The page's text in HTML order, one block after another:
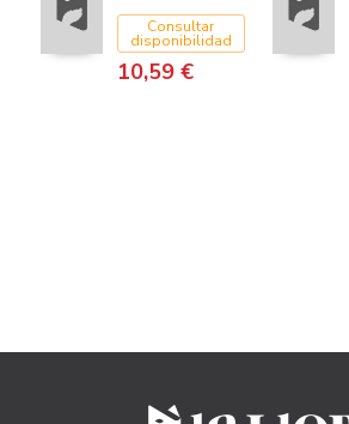
Consultar
disponibilidad
10,59 €